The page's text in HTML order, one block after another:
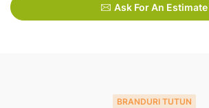
Ask For An Estimate
BRANDURI TUTUN